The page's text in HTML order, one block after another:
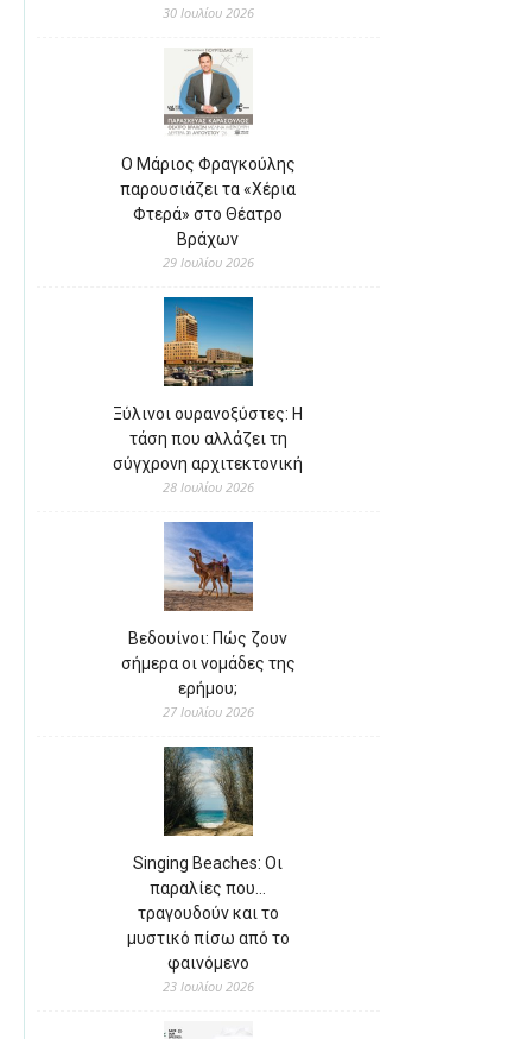
30 Ιουλίου 2026
Ο Μάριος Φραγκούλης
παρουσιάζει τα «Χέρια
Φτερά» στο Θέατρο
Βράχων
29 Ιουλίου 2026
Ξύλινοι ουρανοξύστες: Η
τάση που αλλάζει τη
σύγχρονη αρχιτεκτονική
28 Ιουλίου 2026
Βεδουίνοι: Πώς ζουν
σήμερα οι νομάδες της
ερήμου;
27 Ιουλίου 2026
Singing Beaches: Οι
παραλίες που…
τραγουδούν και το
μυστικό πίσω από το
φαινόμενο
23 Ιουλίου 2026